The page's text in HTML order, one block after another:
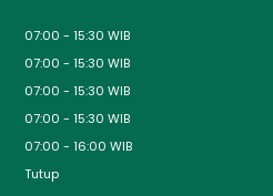
07:00 - 15:30 WIB
07:00 - 15:30 WIB
07:00 - 15:30 WIB
07:00 - 15:30 WIB
07:00 - 16:00 WIB
Tutup